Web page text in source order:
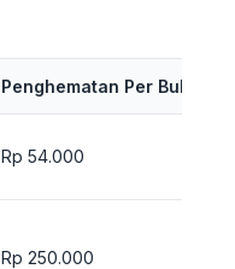
Penghematan Per Bulan
Rp 54.000
Rp 250.000